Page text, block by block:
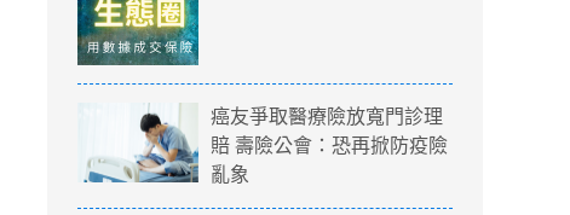
癌友爭取醫療險放寬門診理
賠 壽險公會：恐再掀防疫險
亂象